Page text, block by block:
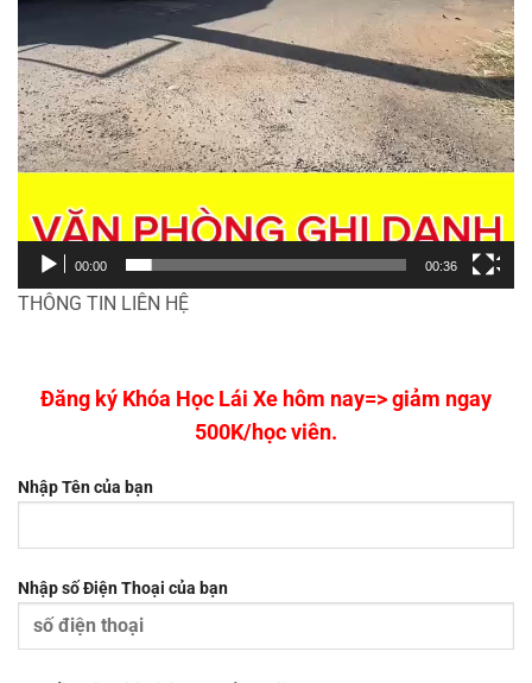
00:00 00:36
THÔNG TIN LIÊN HỆ
Đăng ký Khóa Học Lái Xe hôm nay=> giảm ngay
500K/học viên.
Nhập Tên của bạn
Nhập số Điện Thoại của bạn